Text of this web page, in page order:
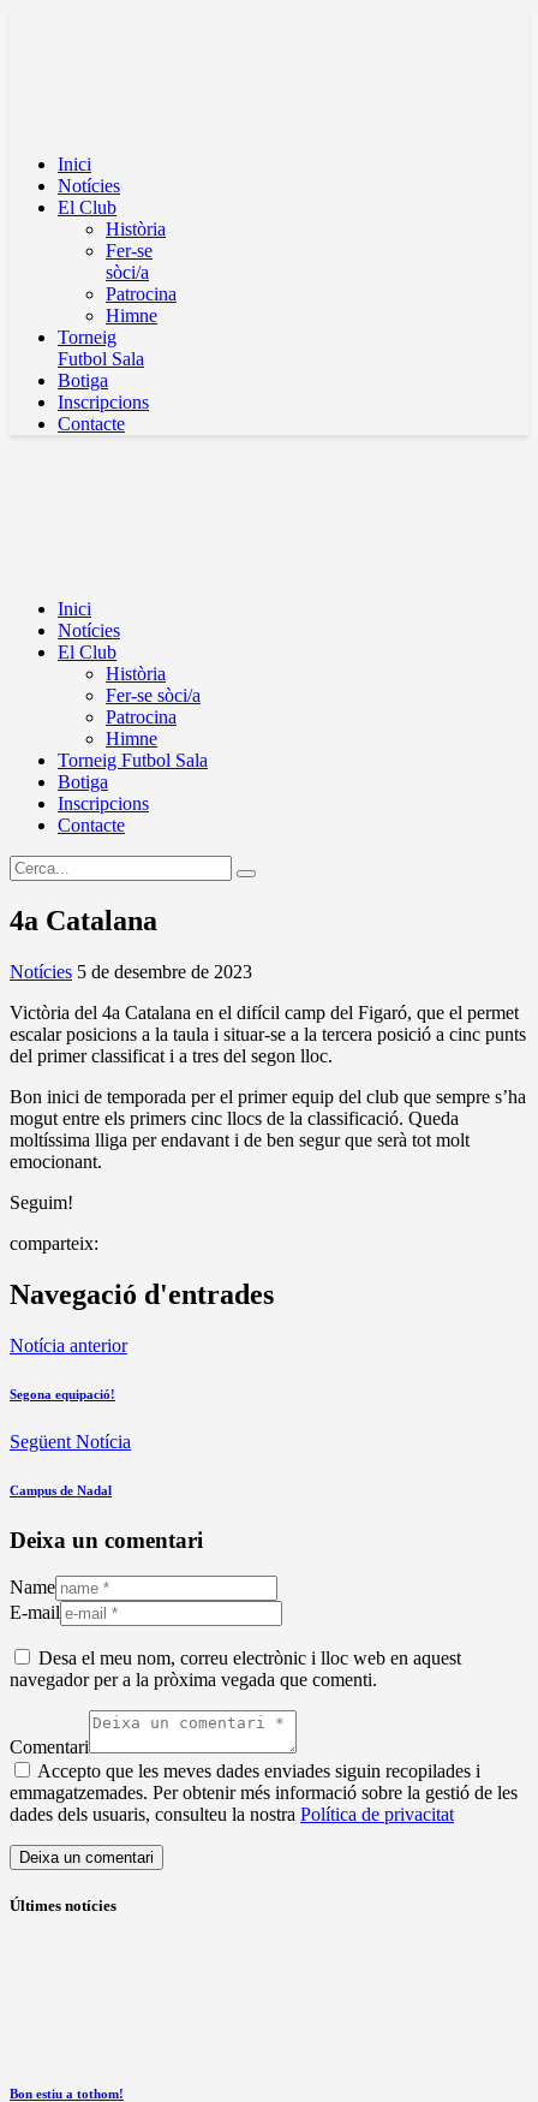
Inici
Notícies
El Club
Història
Fer-se
sòci/a
Patrocina
Himne
Torneig
Futbol Sala
Botiga
Inscripcions
Contacte
Inici
Notícies
El Club
Història
Fer-se sòci/a
Patrocina
Himne
Torneig Futbol Sala
Botiga
Inscripcions
Contacte
4a Catalana
Notícies 5 de desembre de 2023
Victòria del 4a Catalana en el difícil camp del Figaró, que el permet
escalar posicions a la taula i situar-se a la tercera posició a cinc punts
del primer classificat i a tres del segon lloc.
Bon inici de temporada per el primer equip del club que sempre s’ha
mogut entre els primers cinc llocs de la classificació. Queda
moltíssima lliga per endavant i de ben segur que serà tot molt
emocionant.
Seguim!
comparteix:
Navegació d'entrades
Notícia anterior
Segona equipació!
Següent Notícia
Campus de Nadal
Deixa un comentari
Name
E-mail
Desa el meu nom, correu electrònic i lloc web en aquest
navegador per a la pròxima vegada que comenti.
Comentari
Accepto que les meves dades enviades siguin recopilades i
emmagatzemades. Per obtenir més informació sobre la gestió de les
dades dels usuaris, consulteu la nostra Política de privacitat
Últimes notícies
Bon estiu a tothom!